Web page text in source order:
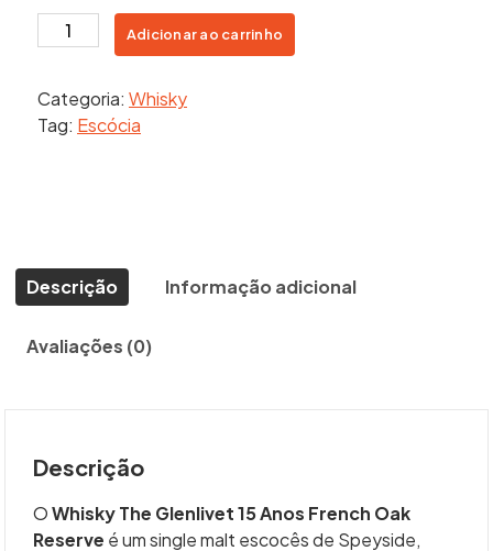
Whisky
The
15
Anos
Adicionar ao carrinho
Categoria: Whisky
Tag: Escócia
Descrição Informação adicional
Avaliações (0)
Descrição
OWhisky The Glenlivet 15 Anos French Oak
Reserve é um single malt escocês de Speyside,